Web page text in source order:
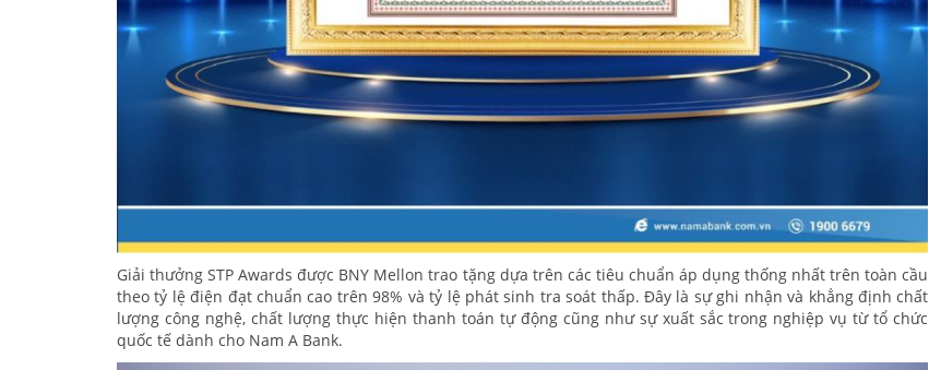
Giải thưởng STP Awards được BNY Mellon trao tặng dựa trên các tiêu chuẩn áp dụng thống nhất trên toàn cầu
theo tỷ lệ điện đạt chuẩn cao trên 98% và tỷ lệ phát sinh tra soát thấp. Đây là sự ghi nhận và khẳng định chất
lượng công nghệ, chất lượng thực hiện thanh toán tự động cũng như sự xuất sắc trong nghiệp vụ từ tổ chức
quốc tế dành cho Nam A Bank.